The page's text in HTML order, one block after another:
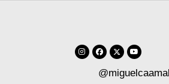
@miguelcaamal